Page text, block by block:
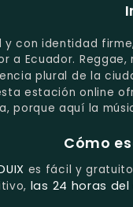
y con identidad
a Ecuador.
plural de la
estación online
porque aquí la
Cómo
es fácil y
las 24 horas del